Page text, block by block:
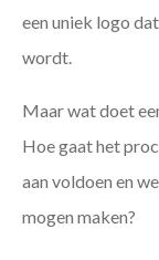
een uniek logo
wordt.
Maar wat doet
Hoe gaat het
aan voldoen en
mogen maken?